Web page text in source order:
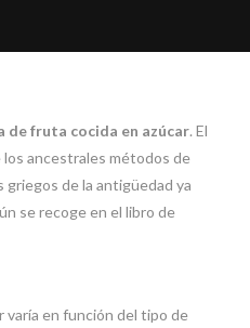
de fruta cocida en azúcar. El
ancestrales métodos de
griegos de la antigüedad ya
se recoge en el libro de
varía en función del tipo de